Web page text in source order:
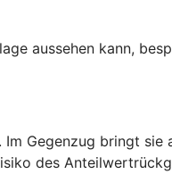
aussehen kann,
Gegenzug bringt
des